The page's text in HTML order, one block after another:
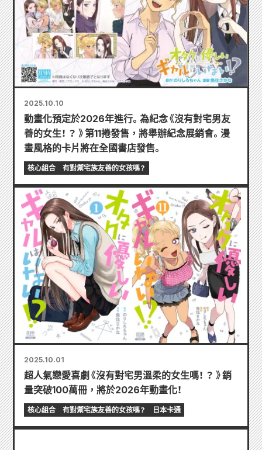
2025.10.10
動畫化預定於2026年進行。為紀念《沒有對宅男友
善的女生！ ？ 》第11捲發售，將舉辦紀念展銷會。漫
畫風格的卡片將在全國書店發售。
核心組合 有對禦宅族友善的女孩嗎？
2025.10.01
超人氣戀愛喜劇《沒有對宅男溫柔的女生嗎！ ？ 》銷
量突破100萬冊，將於2026年動畫化！
核心組合 有對禦宅族友善的女孩嗎？ 日本卡通